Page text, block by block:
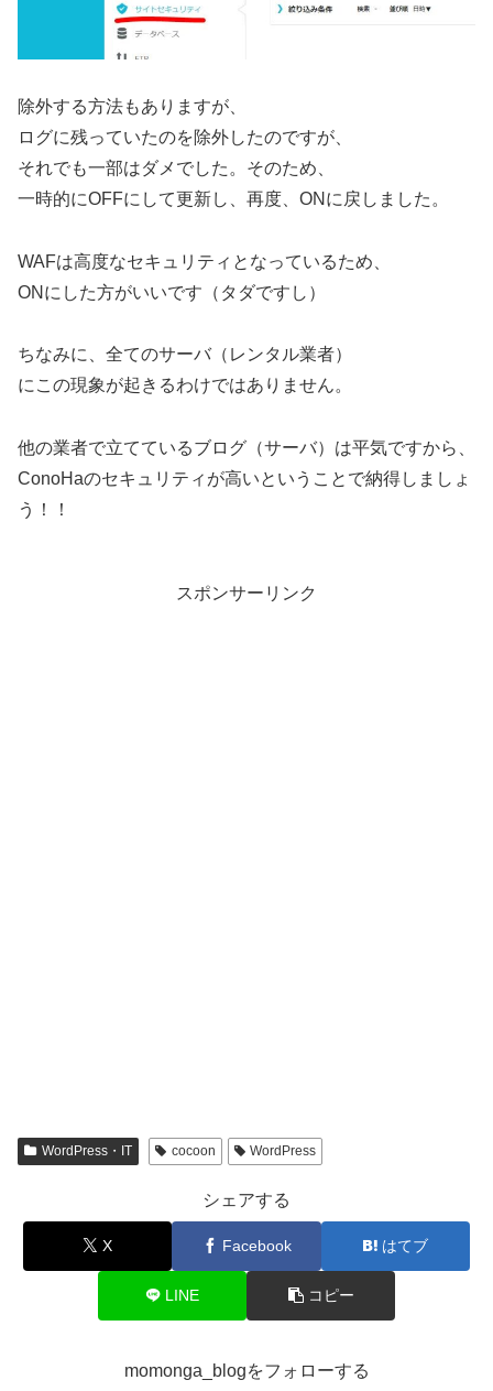
除外する方法もありますが、
ログに残っていたのを除外したのですが、
それでも一部はダメでした。そのため、
一時的にOFFにして更新し、再度、ONに戻しました。
WAFは高度なセキュリティとなっているため、
ONにした方がいいです（タダですし）
ちなみに、全てのサーバ（レンタル業者）
にこの現象が起きるわけではありません。
他の業者で立てているブログ（サーバ）は平気ですから、
ConoHaのセキュリティが高いということで納得しましょ
う！！
スポンサーリンク
WordPress・IT cocoon WordPress
シェアする
X Facebook はてブ
LINE コピー
momonga_blogをフォローする